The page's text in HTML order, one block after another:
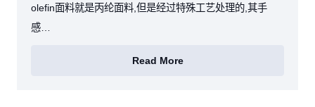
olefin面料就是丙纶面料,但是经过特殊工艺处理的,其手
感…
Read More